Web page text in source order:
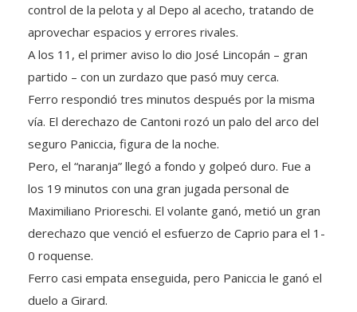
aprovechar espacios y errores rivales.
A los 11, el primer aviso lo dio José Lincopán – gran
partido – con un zurdazo que pasó muy cerca.
Ferro respondió tres minutos después por la misma
vía. El derechazo de Cantoni rozó un palo del arco del
seguro Paniccia, figura de la noche.
Pero, el “naranja” llegó a fondo y golpeó duro. Fue a
los 19 minutos con una gran jugada personal de
Maximiliano Prioreschi. El volante ganó, metió un gran
derechazo que venció el esfuerzo de Caprio para el 1-
0 roquense.
Ferro casi empata enseguida, pero Paniccia le ganó el
duelo a Girard.
Y del casi 1-1, la historia se puso 2-0 para el “naranja”.